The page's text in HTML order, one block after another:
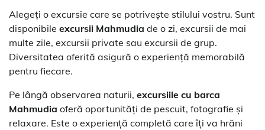
Alegeți o excursie care se potrivește stilului vostru. Sunt
disponibile excursii Mahmudia de o zi, excursii de mai
multe zile, excursii private sau excursii de grup.
Diversitatea oferită asigură o experiență memorabilă
pentru fiecare.
Pe lângă observarea naturii, excursiile cu barca
Mahmudia oferă oportunități de pescuit, fotografie și
relaxare. Este o experiență completă care îți va hrăni